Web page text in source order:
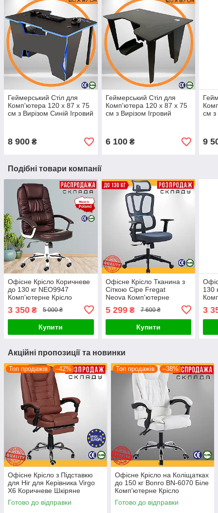
Геймерський Стіл для
Комп'ютера 120 x 87 x 75
см з Вирізом Синій Ігровий
8 900 ₴
Геймерський Стіл для
Комп'ютера 120 x 87 x 75
см з Вирізом Ігровий
6 100₴
см з
9
Подібні товари компанії
Офісне Крісло Коричневе
до 130 кг NEO9947
Комп'ютерне Крісло
Керівника з Механізмом
Гойдання TILT Поворотне
на Коліщатках
3 350 ₴ 5 000 ₴
Купити
Офісне Крісло Тканина з
Сіткою Сіре Fregat
Neova Комп'ютерне
Механізмом Гойдання
TILT
5 299₴ 7 600 ₴
Купити
130
на
3
Акційні пропозиції та новинки
Топ продажів –42%
Офісне Крісло з Підставкю
для Ніг для Керівника Virgo
X6 Коричневе Шкіряне
Комп'ютерне Крісло для
Офісу з Підголівником
Готово до відправки
Топ продажів –38%
Офісне Крісло на Коліщатках
до 150 кг Bonro BN-6070 Біле
Комп'ютерне Крісло
Керівника для Офісу
Поворотне
Готово до відправки